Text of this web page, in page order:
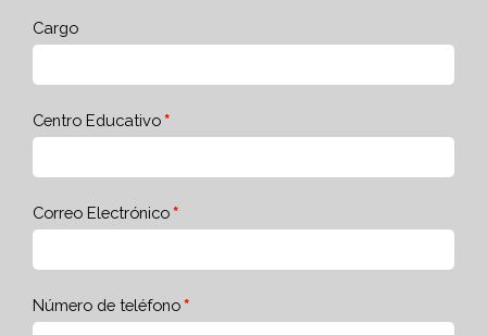
Cargo
Centro Educativo
Correo Electrónico
Número de teléfono